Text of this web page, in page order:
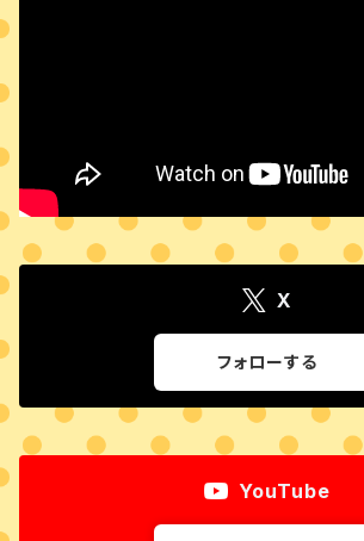
X
フォローする
YouTube